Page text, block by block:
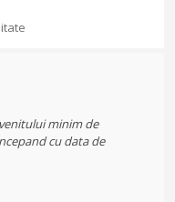
minim de
cu data de